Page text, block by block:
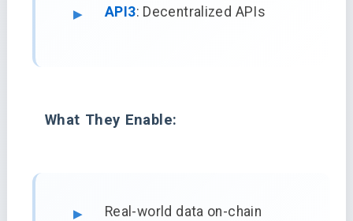
API3: Decentralized APIs
What They Enable:
Real-world data on-chain